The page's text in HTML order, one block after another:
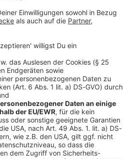
© dpa-infocom, dpa:260617-930-236675/3